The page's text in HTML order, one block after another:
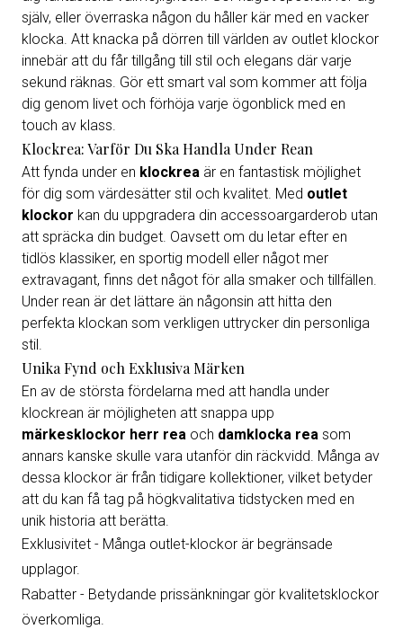
själv, eller överraska någon du håller kär med en vacker
klocka. Att knacka på dörren till världen av outlet klockor
innebär att du får tillgång till stil och elegans där varje
sekund räknas. Gör ett smart val som kommer att följa
dig genom livet och förhöja varje ögonblick med en
touch av klass.
Klockrea: Varför Du Ska Handla Under Rean
Att fynda under en klockrea är en fantastisk möjlighet
för dig som värdesätter stil och kvalitet. Med outlet
klockor kan du uppgradera din accessoargarderob utan
att spräcka din budget. Oavsett om du letar efter en
tidlös klassiker, en sportig modell eller något mer
extravagant, finns det något för alla smaker och tillfällen.
Under rean är det lättare än någonsin att hitta den
perfekta klockan som verkligen uttrycker din personliga
stil.
Unika Fynd och Exklusiva Märken
En av de största fördelarna med att handla under
klockrean är möjligheten att snappa upp
märkesklockor herr rea och damklocka rea som
annars kanske skulle vara utanför din räckvidd. Många av
dessa klockor är från tidigare kollektioner, vilket betyder
att du kan få tag på högkvalitativa tidstycken med en
unik historia att berätta.
Exklusivitet - Många outlet-klockor är begränsade
upplagor.
Rabatter - Betydande prissänkningar gör kvalitetsklockor
överkomliga.